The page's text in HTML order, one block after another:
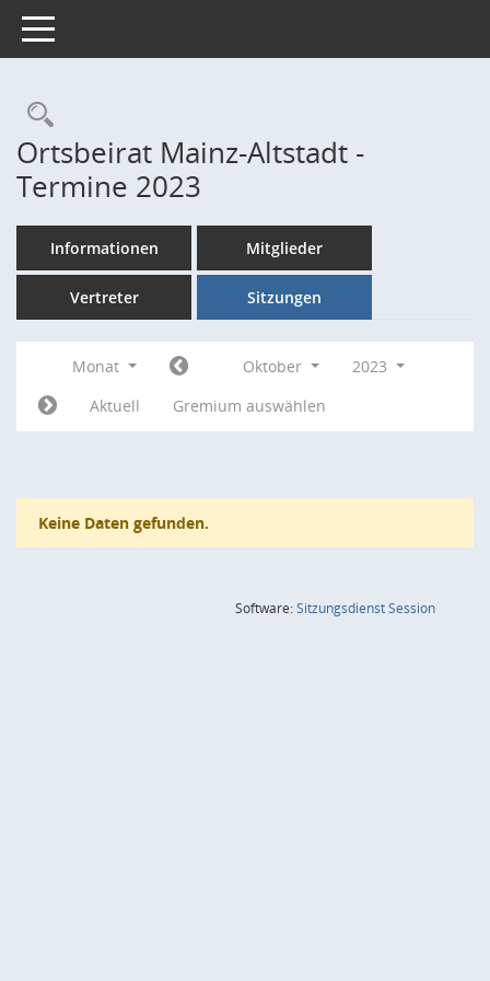
Toggle navigation
Rechercheauswahl
Ortsbeirat Mainz-Altstadt -
Termine 2023
Informationen Mitglieder
Vertreter Sitzungen
Monat Oktober
2023
Aktuell
Gremium auswählen
Keine Daten gefunden.
Software:SitzungsdienstSession(Wird in